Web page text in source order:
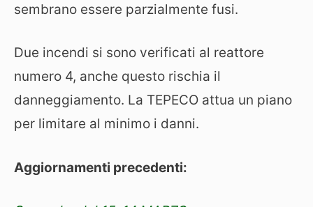
sembrano essere parzialmente fusi.
Due incendi si sono verificati al reattore
numero 4, anche questo rischia il
danneggiamento. La TEPECO attua un piano
per limitare al minimo i danni.
Aggiornamenti precedenti: